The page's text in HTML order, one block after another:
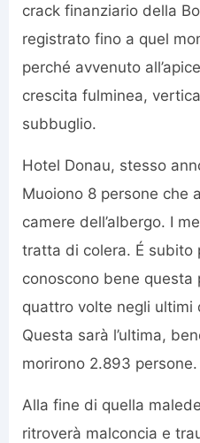
crack finanziario della
registrato fino a quel
perché avvenuto
crescita fulminea,
subbuglio.
Hotel Donau, stesso
Muoiono 8 persone che
camere dell’albergo. I
tratta di colera. É subito
conoscono bene
quattro volte negli ultimi
Questa sarà l’ultima,
morirono 2.893 persone.
Alla fine di quella
ritroverà malconcia e